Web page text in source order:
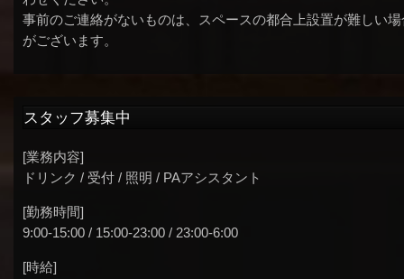
事前のご連絡がないものは、スペースの都合上設置が難しい場
がございます。
スタッフ募集中
[業務内容]
ドリンク / 受付 / 照明 / PAアシスタント
[勤務時間]
9:00-15:00 / 15:00-23:00 / 23:00-6:00
[時給]